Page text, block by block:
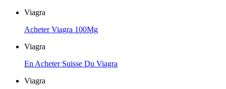
Viagra
Acheter Viagra 100Mg
Viagra
En Acheter Suisse Du Viagra
Viagra